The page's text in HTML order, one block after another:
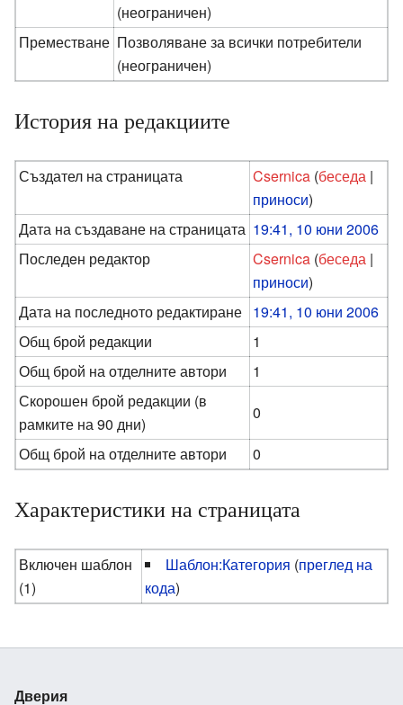
(неограничен)
Преместване Позволяване за всички потребители
(неограничен)
История на редакциите
Създател на страницата Csernica (беседа |
приноси)
Дата на създаване на страницата 19:41, 10 юни 2006
Последeн редактор
Csernica (беседа |
приноси)
Дата на последнoто редактиране 19:41, 10 юни 2006
Общ брой редакции
1
Общ брой на отделните автори
1
Скорошен брой редакции (в
рамките на 90 дни)
0
Общ брой на отделните автори
0
Характеристики на страницата
Включен шаблон
(1)
Шаблон:Категория (преглед на
кода)
Дверия